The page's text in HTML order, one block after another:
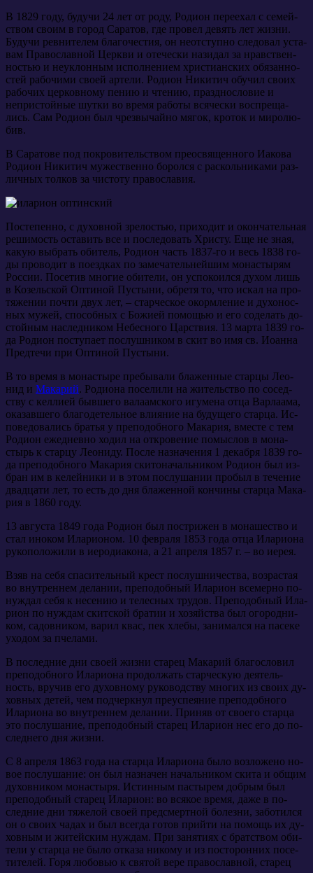
В 1829 го­ду, бу­дучи 24 лет от ро­ду, Ро­ди­он пе­ре­ехал с се­мей­
ством сво­им в го­род Са­ра­тов, где про­вел де­вять лет жиз­ни.
Бу­дучи рев­ни­те­лем бла­го­че­стия, он неот­ступ­но сле­до­вал уста­
вам Пра­во­слав­ной Церк­ви и оте­че­ски на­зи­дал за нрав­ствен­
но­стью и неуклон­ным ис­пол­не­ни­ем хри­сти­ан­ских обя­зан­но­
стей ра­бо­чи­ми сво­ей ар­те­ли. Ро­ди­он Ни­ки­тич обу­чил сво­их
ра­бо­чих цер­ков­но­му пе­нию и чте­нию, празд­но­сло­вие и
непри­стой­ные шут­ки во вре­мя ра­бо­ты вся­че­ски вос­пре­ща­
лись. Сам Ро­ди­он был чрез­вы­чай­но мя­гок, кро­ток и ми­ро­лю­
бив.
В Са­ра­то­ве под по­кро­ви­тель­ством прео­свя­щен­но­го Иа­ко­ва
Ро­ди­он Ни­ки­тич му­же­ствен­но бо­рол­ся с рас­коль­ни­ка­ми раз­
лич­ных тол­ков за чи­сто­ту пра­во­сла­вия.
По­сте­пен­но, с ду­хов­ной зре­ло­стью, при­хо­дит и окон­ча­тель­ная
ре­ши­мость оста­вить все и по­сле­до­вать Хри­сту. Еще не зная,
ка­кую вы­брать оби­тель, Ро­ди­он часть 1837-го и весь 1838 го­
ды про­во­дит в по­езд­ках по за­ме­ча­тель­ней­шим мо­на­сты­рям
Рос­сии. По­се­тив мно­гие оби­те­ли, он успо­ко­ил­ся ду­хом лишь
в Ко­зель­ской Оп­ти­ной Пу­сты­ни, об­ре­тя то, что ис­кал на про­
тя­же­нии по­чти двух лет, – стар­че­ское окорм­ле­ние и ду­хо­нос­
ных му­жей, спо­соб­ных с Бо­жи­ей по­мо­щью и его со­де­лать до­
стой­ным на­след­ни­ком Небес­но­го Цар­ствия. 13 мар­та 1839 го­
да Ро­ди­он по­сту­па­ет по­слуш­ни­ком в скит во имя св. Иоан­на
Пред­те­чи при Оп­ти­ной Пустыни.
В то вре­мя в мо­на­сты­ре пре­бы­ва­ли бла­жен­ные стар­цы Лео­
нид и Ма­ка­рий. Ро­ди­о­на по­се­ли­ли на жи­тель­ство по со­сед­
ству с кел­ли­ей быв­ше­го ва­ла­ам­ско­го игу­ме­на от­ца Вар­ла­а­ма,
ока­зав­ше­го бла­го­де­тель­ное вли­я­ние на бу­ду­ще­го стар­ца. Ис­
по­ве­до­ва­лись бра­тья у пре­по­доб­но­го Ма­ка­рия, вме­сте с тем
Ро­ди­он еже­днев­но хо­дил на от­кро­ве­ние по­мыс­лов в мо­на­
стырь к стар­цу Лео­ни­ду. По­сле на­зна­че­ния 1 де­каб­ря 1839 го­
да пре­по­доб­но­го Ма­ка­рия ски­то­на­чаль­ни­ком Ро­ди­он был из­
бран им в ке­лей­ни­ки и в этом по­слу­ша­нии про­был в те­че­ние
два­дца­ти лет, то есть до дня бла­жен­ной кон­чи­ны стар­ца Ма­ка­
рия в 1860 го­ду.
13 ав­гу­ста 1849 го­да Ро­ди­он был по­стри­жен в мо­на­ше­ство и
стал ино­ком Ила­ри­о­ном. 10 фев­ра­ля 1853 го­да от­ца Ила­ри­о­на
ру­ко­по­ло­жи­ли в иеро­ди­а­ко­на, а 21 ап­ре­ля 1857 г. – во иерея.
Взяв на се­бя спа­си­тель­ный крест по­слуш­ни­че­ства, воз­рас­тая
во внут­рен­нем де­ла­нии, пре­по­доб­ный Ила­ри­он все­мер­но по­
нуж­дал се­бя к несе­нию и те­лес­ных тру­дов. Пре­по­доб­ный Ила­
ри­он по нуж­дам скит­ской бра­тии и хо­зяй­ства был ого­род­ни­
ком, са­дов­ни­ком, ва­рил квас, пек хле­бы, за­ни­мал­ся на па­се­ке
ухо­дом за пче­ла­ми.
В по­след­ние дни сво­ей жиз­ни ста­рец Ма­ка­рий бла­го­сло­вил
пре­по­доб­но­го Ила­ри­о­на про­дол­жать стар­че­скую де­я­тель­
ность, вру­чив его ду­хов­но­му ру­ко­вод­ству мно­гих из сво­их ду­
хов­ных де­тей, чем под­черк­нул пре­успе­я­ние пре­по­доб­но­го
Ила­ри­о­на во внут­рен­нем де­ла­нии. При­няв от сво­е­го стар­ца
это по­слу­ша­ние, пре­по­доб­ный ста­рец Ила­ри­он нес его до по­
след­не­го дня жиз­ни.
С 8 ап­ре­ля 1863 го­да на стар­ца Ила­ри­о­на бы­ло воз­ло­же­но но­
вое по­слу­ша­ние: он был на­зна­чен на­чаль­ни­ком ски­та и об­щим
ду­хов­ни­ком мо­на­сты­ря. Ис­тин­ным пас­ты­рем доб­рым был
пре­по­доб­ный ста­рец Ила­ри­он: во вся­кое вре­мя, да­же в по­
след­ние дни тя­же­лой сво­ей пред­смерт­ной бо­лез­ни, за­бо­тил­ся
он о сво­их ча­дах и был все­гда го­тов прий­ти на по­мощь их ду­
хов­ным и жи­тей­ским нуж­дам. При за­ня­ти­ях с брат­ством оби­
те­ли у стар­ца не бы­ло от­ка­за ни­ко­му и из по­сто­рон­них по­се­
ти­те­лей. Го­ря лю­бо­вью к свя­той ве­ре пра­во­слав­ной, ста­рец